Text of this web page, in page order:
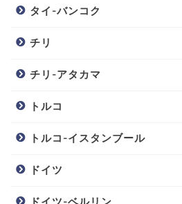
タイ-バンコク
チリ
チリ-アタカマ
トルコ
トルコ-イスタンブール
ドイツ
ドイツ-ベルリン